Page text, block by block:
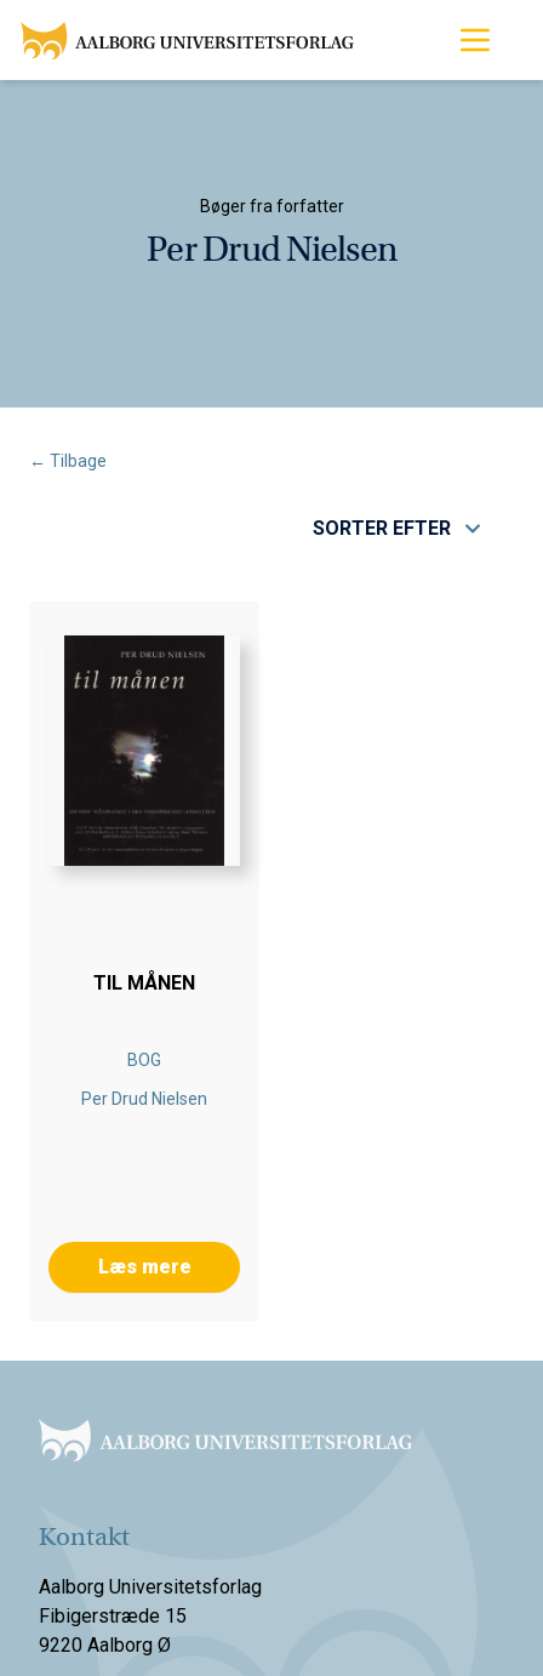
Bøger fra forfatter
Per Drud Nielsen
← Tilbage
SORTER EFTER
TIL MÅNEN
BOG
Per Drud Nielsen
Læs mere
Kontakt
Aalborg Universitetsforlag
Fibigerstræde 15
9220 Aalborg Ø